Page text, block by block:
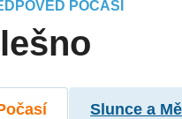
POČASÍ
Slunce a